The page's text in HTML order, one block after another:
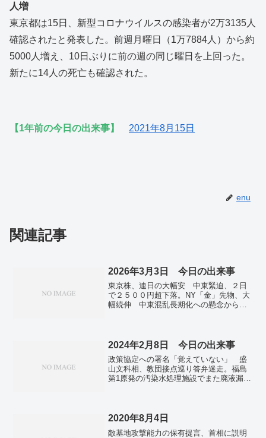
人増
東京都は15日、新型コロナウイルスの感染者が2万3135人
確認されたと発表した。前週月曜日（1万7884人）から約
5000人増え、10日ぶりに前の週の同じ曜日を上回った。
新たに14人の死亡も確認された。
【1年前の今日の出来事】 2021年8月15日
enu
関連記事
2026年3月3日 今日の出来事
東京株、連日の大幅安 中東緊迫、２日
で２５００円超下落。NY「金」先物、大
幅続伸 中東混乱長期化への懸念から安
村に核ごみ最終処分調査の南鳥島での実
施を申し入れ。右肩上がりの民泊需要、
宿泊者の6割は外国人 最多米国、韓中な
ど東アジアで35％占める。メラニア夫
人、安保理会合で議長 紛争下の児童巡
2024年2月8日 今日の出来事
政策協定への署名「覚えていない」 盛
山文科相、教団接点巡り答弁迷走。福島
第1原発の汚染水処理施設でまた廃液漏
票 直近4年間、なり手不足加速。ガーシ
迫繰り返した罪。能登半島沖の海底３メ
2020年8月4日
敵基地攻撃能力の保有提言、首相に説明